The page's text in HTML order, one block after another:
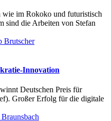
im Rokoko und futuristisch
sind die Arbeiten von Stefan
Innovation
Deutschen Preis für
Großer Erfolg für die digitale